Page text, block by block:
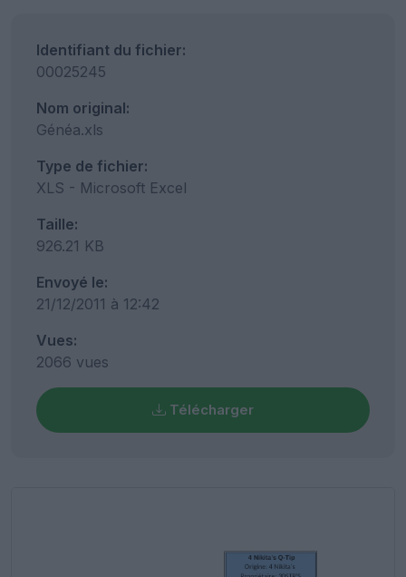
Identifiant du fichier:
00025245
Nom original:
Généa.xls
Type de fichier:
XLS - Microsoft Excel
Taille:
926.21 KB
Envoyé le:
21/12/2011 à 12:42
Vues:
2066 vues
Télécharger